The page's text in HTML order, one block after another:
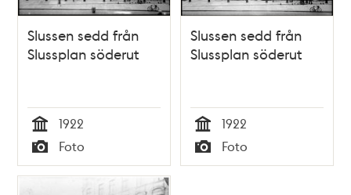
Slussen sedd från
Slussplan söderut
Tid
1922
Typ
Foto
Slussen sedd från
Slussplan söderut
Tid
1922
Typ
Foto